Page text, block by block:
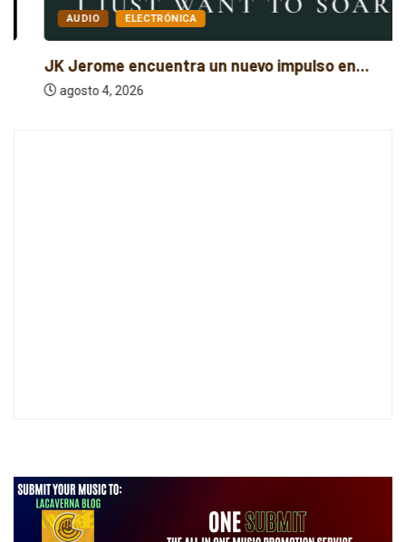
AUDIO ELECTRÓNICA
JK Jerome encuentra un nuevo impulso en...
agosto 4, 2026